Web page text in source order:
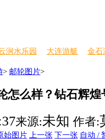
涧水乐园 大连游艇
金石
> 邮轮图片>
怎么样？钻石辉煌
来源:未知 作者:
始图片 上一张 下一张 自动 /